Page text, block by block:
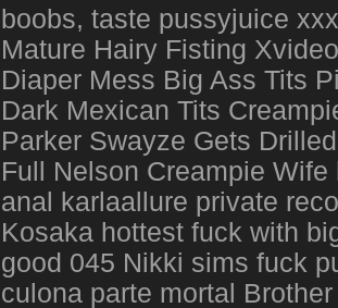
boobs, taste pussyjuice
Mature Hairy Fisting
Diaper Mess Big Ass Tits
Dark Mexican Tits
Parker Swayze Gets
Full Nelson Creampie
anal karlaallure private
Kosaka hottest fuck with
good 045 Nikki sims fuck
culona parte mortal